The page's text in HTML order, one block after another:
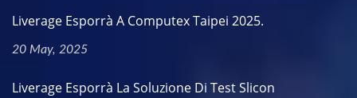
Liverage Esporrà A Computex Taipei 2025.
20 May, 2025
Liverage Esporrà La Soluzione Di Test Slicon